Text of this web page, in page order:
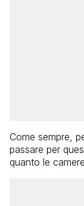
Come sempre,
passare per
quanto le